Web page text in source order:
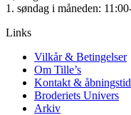
1. søndag i måneden:
Links
Vilkår & Betingelser
Om Tille’s
Kontakt &
Broderiets Univers
Arkiv